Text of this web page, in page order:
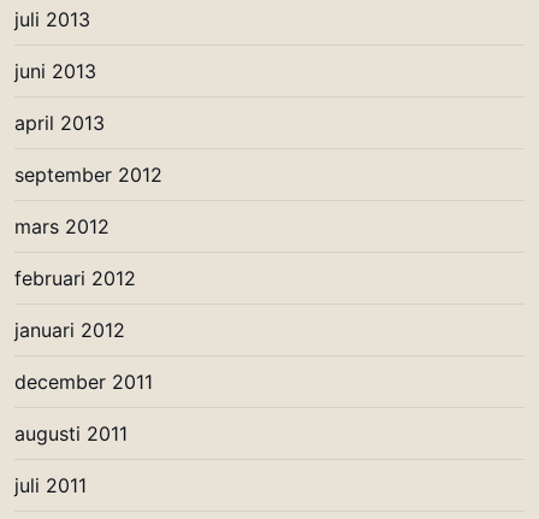
juli 2013
juni 2013
april 2013
september 2012
mars 2012
februari 2012
januari 2012
december 2011
augusti 2011
juli 2011